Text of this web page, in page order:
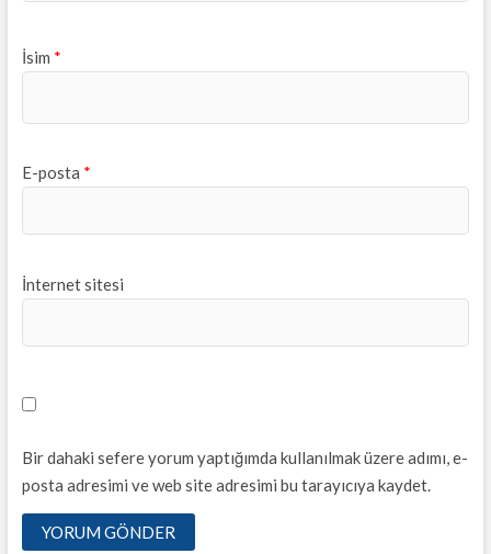
İsim *
E-posta *
İnternet sitesi
Bir dahaki sefere yorum yaptığımda kullanılmak üzere adımı, e-
posta adresimi ve web site adresimi bu tarayıcıya kaydet.